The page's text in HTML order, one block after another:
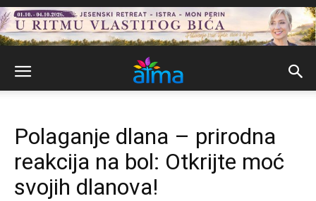
Polaganje dlana – prirodna
reakcija na bol: Otkrijte moć
svojih dlanova!